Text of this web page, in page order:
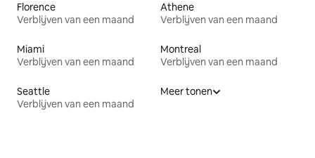
Florence
Verblijven van een maand
Athene
Verblijven van een maand
Miami
Verblijven van een maand
Montreal
Verblijven van een maand
Seattle
Verblijven van een maand
Meer tonen